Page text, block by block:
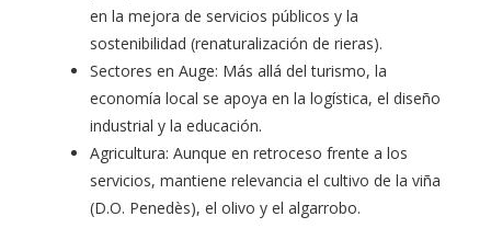
en la mejora de servicios públicos y la
sostenibilidad (renaturalización de rieras).
Sectores en Auge: Más allá del turismo, la
economía local se apoya en la logística, el diseño
industrial y la educación.
Agricultura: Aunque en retroceso frente a los
servicios, mantiene relevancia el cultivo de la viña
(D.O. Penedès), el olivo y el algarrobo.